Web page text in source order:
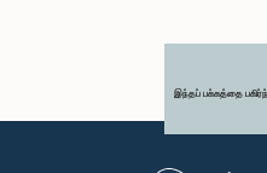
இந்தப் பக்கத்தை